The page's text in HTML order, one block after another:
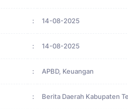
: 14-08-2025
: 14-08-2025
: APBD, Keuangan
: Berita Daerah Kabupaten